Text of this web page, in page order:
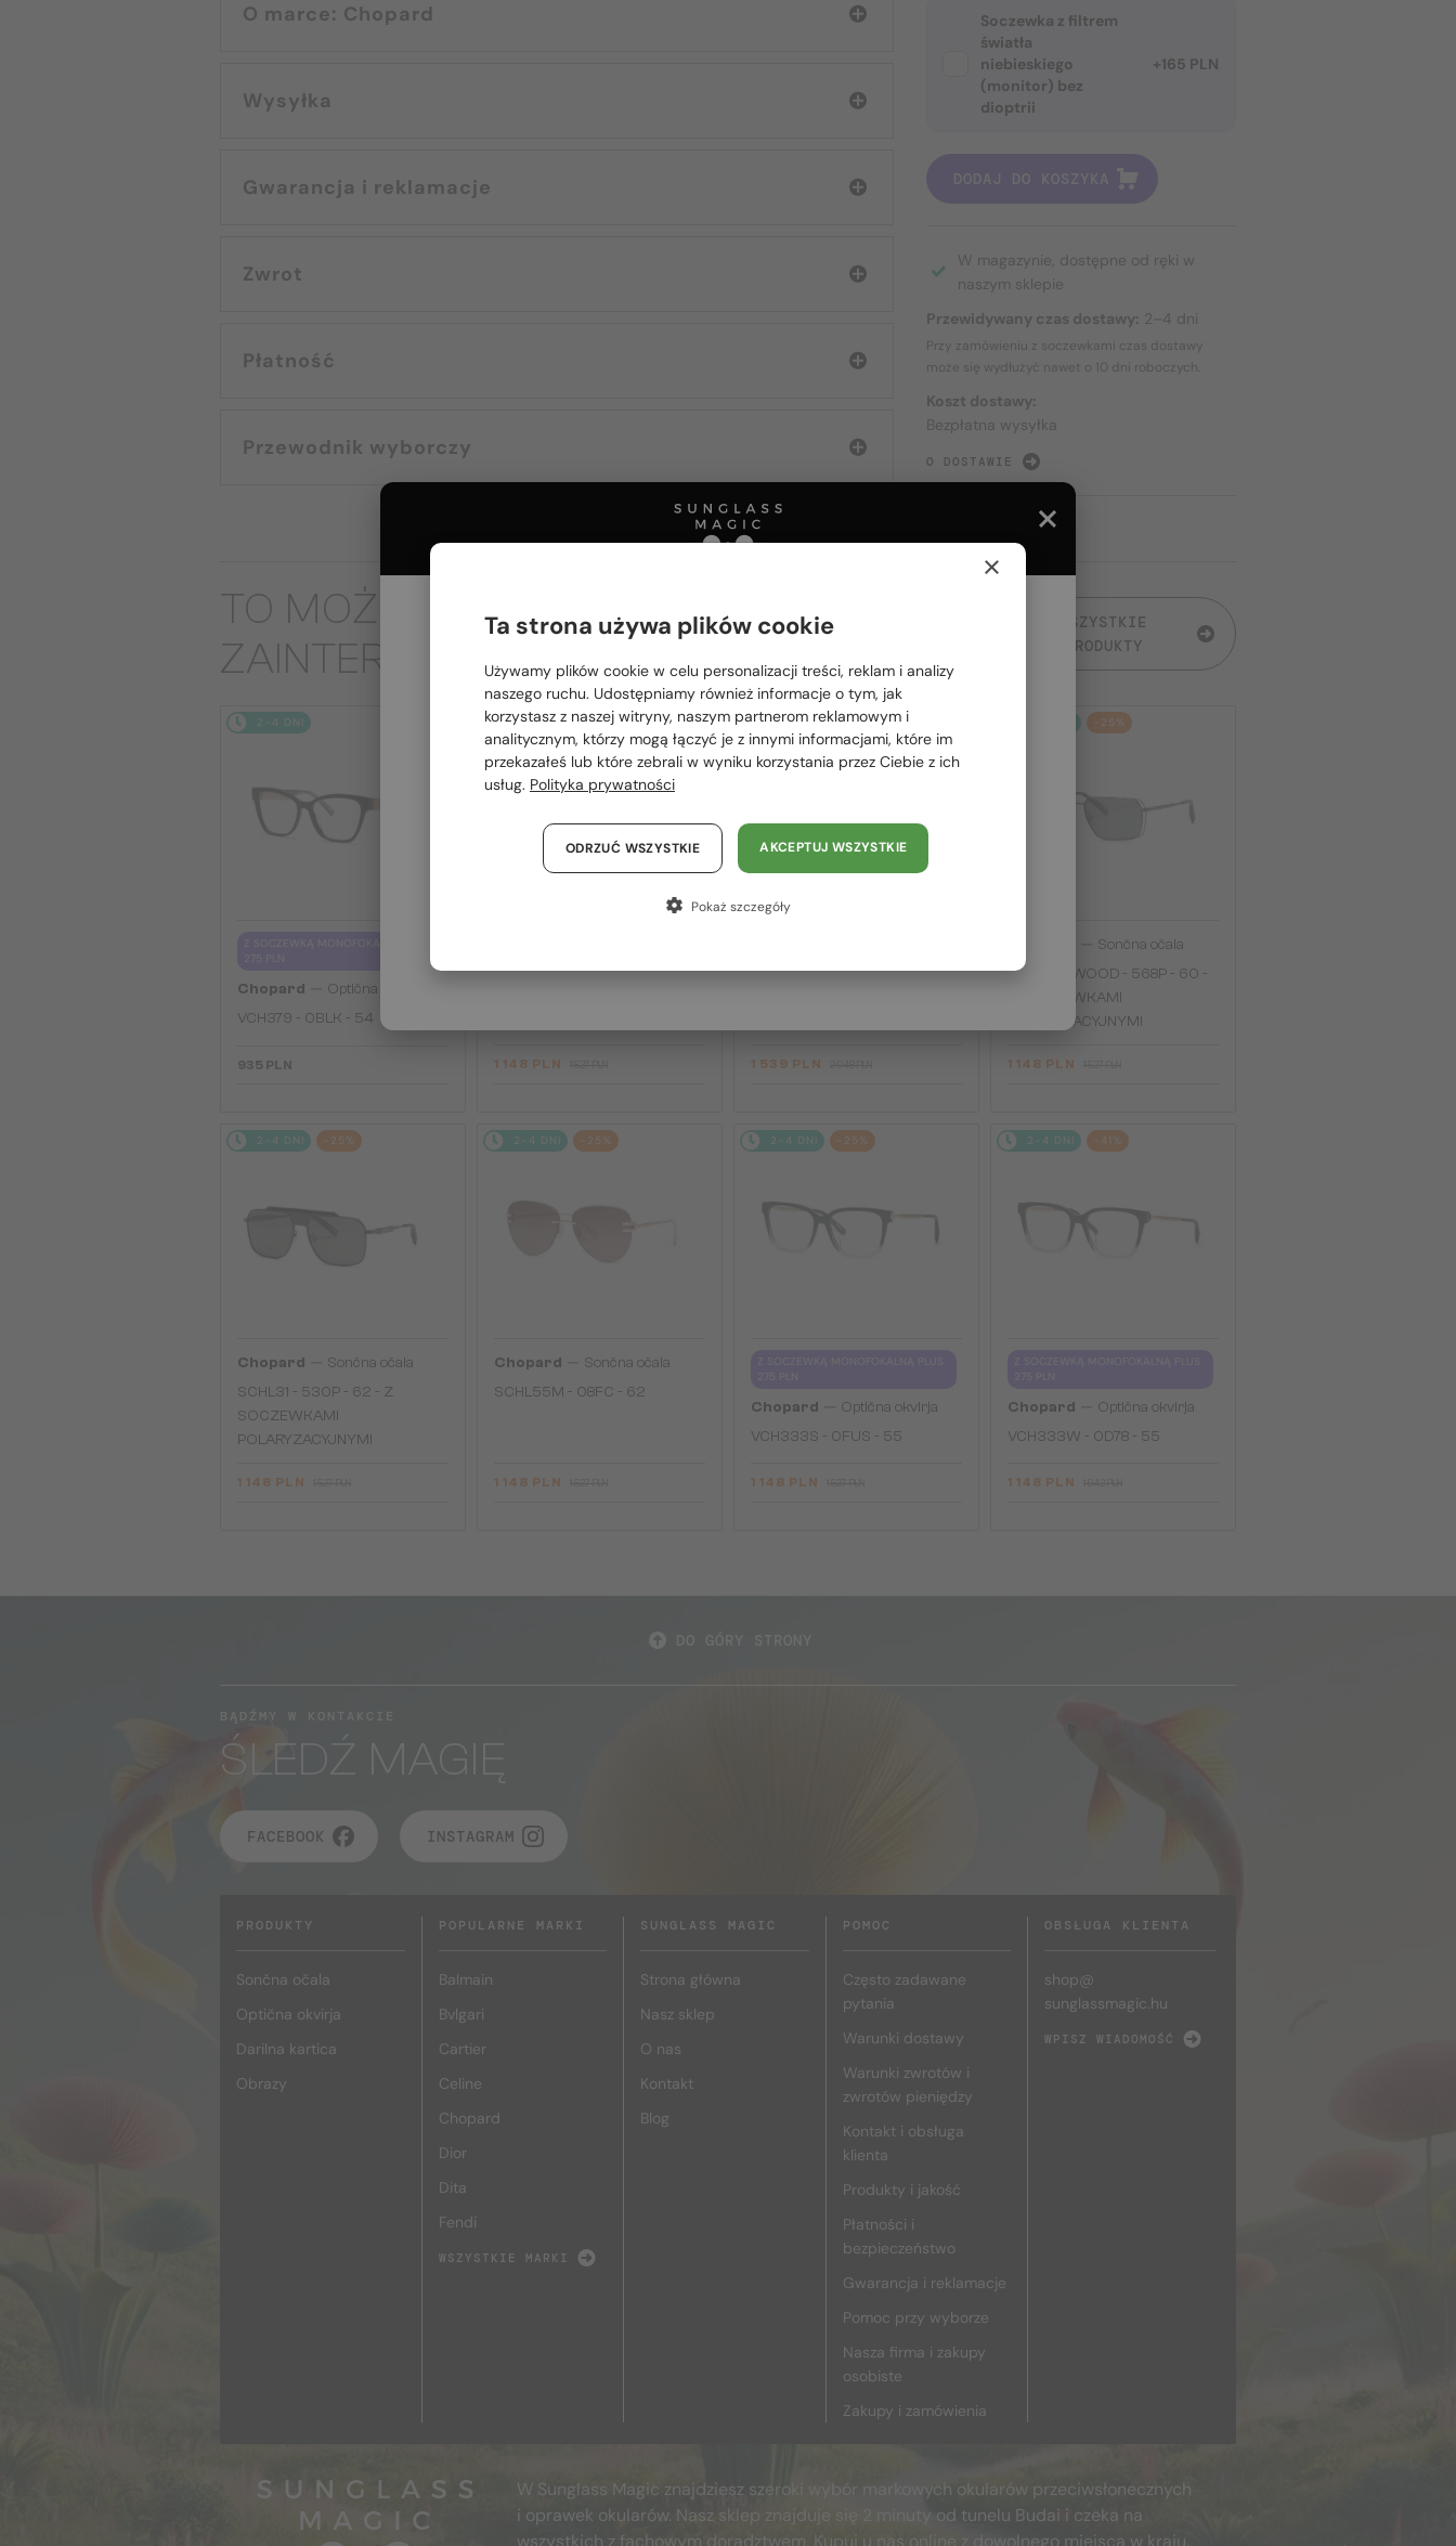
O marce: Chopard
Wysyłka
Gwarancja i reklamacje
Zwrot
Płatność
Przewodnik wyborczy
Soczewka z filtrem
światła
niebieskiego
(monitor) bez
dioptrii
+165 PLN
DODAJ DO KOSZYKA
W magazynie, dostępne od ręki w
naszym sklepie
Przewidywany czas dostawy: 2–4 dni
Przy zamówieniu z soczewkami czas dostawy
może się wydłużyć nawet o 10 dni roboczych.
Koszt dostawy:
Bezpłatna wysyłka
O DOSTAWIE
TO MOŻE CIĘ RÓWNIEŻ
ZAINTERESOWAĆ
WSZYSTKIE
PRODUKTY
2-4 DNI
Chopard
Optična okvirja
VCH379 - 0BLK - 54
935 PLN
2-4 DNI -25%
SCH353M - 04GB - 54
1 148 PLN
2-4 DNI -25%
SCHG31M - 300G - 64
1 539 PLN
-25%
Sončna očala
SCHG90 WOOD - 568P - 60 -
Z SOCZEWKAMI
POLARYZACYJNYMI
1 148 PLN
2-4 DNI -25%
Chopard
Sončna očala
SCHL31 - 530P - 62 - Z
SOCZEWKAMI
POLARYZACYJNYMI
1 148 PLN
2-4 DNI -25%
Chopard
Sončna očala
SCHL55M - 08FC - 62
1 148 PLN
2-4 DNI -25%
Chopard
Optična okvirja
VCH333S - 0FUS - 55
1 148 PLN
2-4 DNI -41%
Chopard
Optična okvirja
VCH333W - 0D78 - 55
1 148 PLN
BĄDŹMY W KONTAKCIE
ŚLEDŹ MAGIĘ
FACEBOOK INSTAGRAM
PRODUKTY
Sončna očala
Optična okvirja
Darilna kartica
Obrazy
POPULARNE MARKI
Balmain
Bvlgari
Cartier
Celine
Chopard
Dior
Dita
Fendi
WSZYSTKIE MARKI
SUNGLASS MAGIC
Strona główna
Nasz sklep
O nas
Kontakt
Blog
POMOC
Często zadawane
pytania
Warunki dostawy
Warunki zwrotów i
zwrotów pieniędzy
Kontakt i obsługa
klienta
Produkty i jakość
Płatności i
bezpieczeństwo
Gwarancja i reklamacje
Pomoc przy wyborze
Nasza firma i zakupy
osobiste
Zakupy i zamówienia
OBSŁUGA KLIENTA
shop@
sunglassmagic.hu
WPISZ WIADOMOŚĆ
W Sunglass Magic znajdziesz szeroki wybór markowych okularów przeciwsłonecznych
i oprawek okularów. Nasz sklep znajduje się 2 minuty od tunelu Budai i czeka na
wszystkich z fachowym doradztwem. Kupuj u nas online z dowolnego miejsca w kraju,
Proszę wybierz z listy odpowiedni dla Ciebie kraj:
Polska / PL
România / RO
Magyarország / HU
Austria / AT
Francja / FR
×
Ta strona używa plików cookie
Używamy plików cookie w celu personalizacji treści, reklam i analizy
naszego ruchu. Udostępniamy również informacje o tym, jak
korzystasz z naszej witryny, naszym partnerom reklamowym i
analitycznym, którzy mogą łączyć je z innymi informacjami, które im
przekazałeś lub które zebrali w wyniku korzystania przez Ciebie z ich
usług. Polityka prywatności
AKCEPTUJ WSZYSTKIE
ODRZUĆ WSZYSTKIE
Pokaż szczegóły